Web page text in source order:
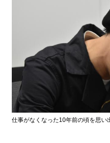
仕事がなくなった10年前の頃を思い